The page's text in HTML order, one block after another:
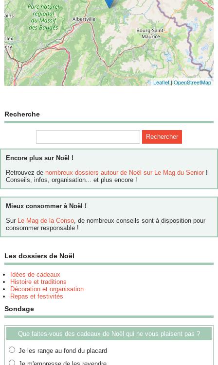
Leaflet|OpenStreetMap
Recherche
Encore plus sur Noël !
Retrouvez de nombreux dossiers autour de Noël sur Le Mag du Senior !
Conseils, infos, organisation... et plus encore !
Mieux consommer à Noël !
Sur
Le Mag de la Conso , de nombreux conseils sont à disposition pour
consommer responsable !
Les dossiers de Noël
Idées de cadeaux
Histoire et traditions
Décoration et organisation
Repas et festivités
Sondage
Que faites-vous des cadeaux de Noël qui ne vous plaisent pas ?
Je les range au fond du placard